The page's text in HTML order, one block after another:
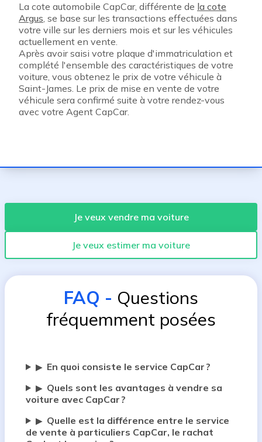
La cote automobile CapCar, différente de la cote
Argus, se base sur les transactions effectuées dans
votre ville sur les derniers mois et sur les véhicules
actuellement en vente.
Après avoir saisi votre plaque d'immatriculation et
complété l'ensemble des caractéristiques de votre
voiture, vous obtenez le prix de votre véhicule à
Saint-James. Le prix de mise en vente de votre
véhicule sera confirmé suite à votre rendez-vous
avec votre Agent CapCar.
Je veux vendre ma voiture
Je veux estimer ma voiture
FAQ - Questions
fréquemment posées
▶ En quoi consiste le service CapCar ?
▶ Quels sont les avantages à vendre sa
voiture avec CapCar ?
▶ Quelle est la différence entre le service
de vente à particuliers CapCar, le rachat